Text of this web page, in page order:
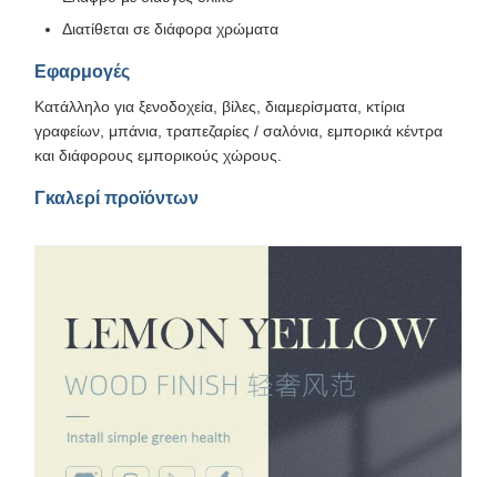
Διατίθεται σε διάφορα χρώματα
Εφαρμογές
Κατάλληλο για ξενοδοχεία, βίλες, διαμερίσματα, κτίρια
γραφείων, μπάνια, τραπεζαρίες / σαλόνια, εμπορικά κέντρα
και διάφορους εμπορικούς χώρους.
Γκαλερί προϊόντων